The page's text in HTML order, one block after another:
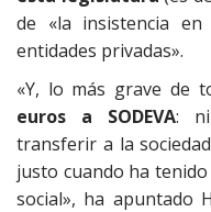
de «la insistencia
entidades privadas».
«Y, lo más grave de
euros a SODEVA:
transferir a la
justo cuando ha
social», ha apuntado